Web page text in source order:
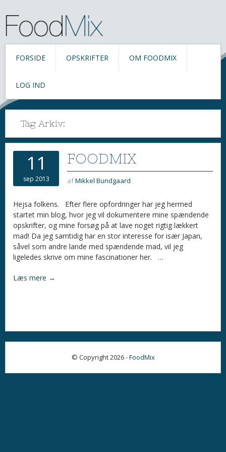
FORSIDE OPSKRIFTER OM FOODMIX
LOG IND
Tag Arkiv:
11
sep 2013
FOODMIX
afMikkel Bundgaard
Hejsa folkens. Efter flere opfordringer har jeg hermed
startet min blog, hvor jeg vil dokumentere mine spændende
opskrifter, og mine forsøg på at lave noget rigtig lækkert
mad! Da jeg samtidig har en stor interesse for især Japan,
såvel som andre lande med spændende mad, vil jeg
ligeledes skrive om mine fascinationer her. …
Læs mere →
© Copyright 2026 -FoodMix